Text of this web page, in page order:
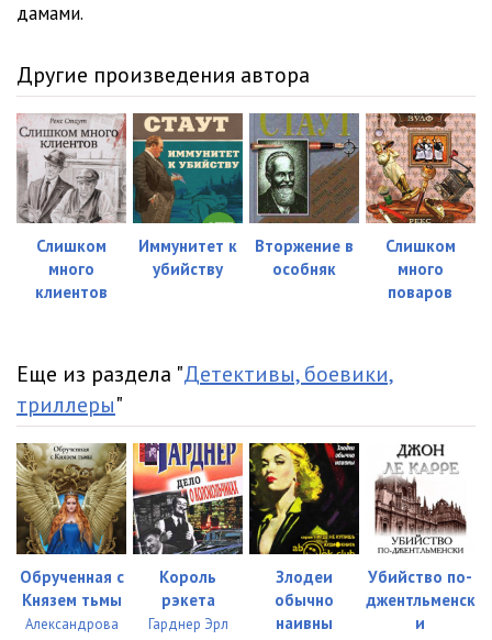
дамами.
Другие произведения автора
Слишком
много
клиентов
Иммунитет к
убийству
Вторжение в
особняк
Слишком
много
поваров
Еще из раздела "Детективы, боевики,
триллеры"
Обрученная с
Князем тьмы
Александрова
Король
рэкета
Гарднер Эрл
Злодеи
обычно
наивны
Убийство по-
джентльменск
и